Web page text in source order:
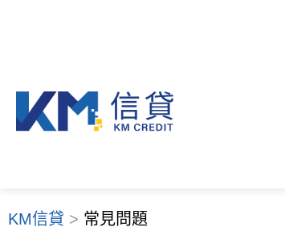
KM信貸 > 常見問題